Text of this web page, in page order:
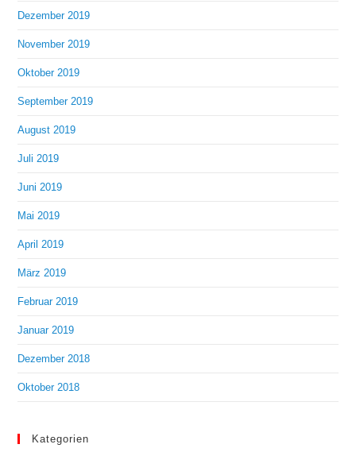
Dezember 2019
November 2019
Oktober 2019
September 2019
August 2019
Juli 2019
Juni 2019
Mai 2019
April 2019
März 2019
Februar 2019
Januar 2019
Dezember 2018
Oktober 2018
Kategorien